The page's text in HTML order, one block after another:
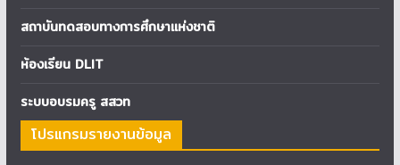
สถาบันทดสอบทางการศึกษาแห่งชาติ
ห้องเรียน DLIT
ระบบอบรมครู สสวท
โปรแกรมรายงานข้อมูล